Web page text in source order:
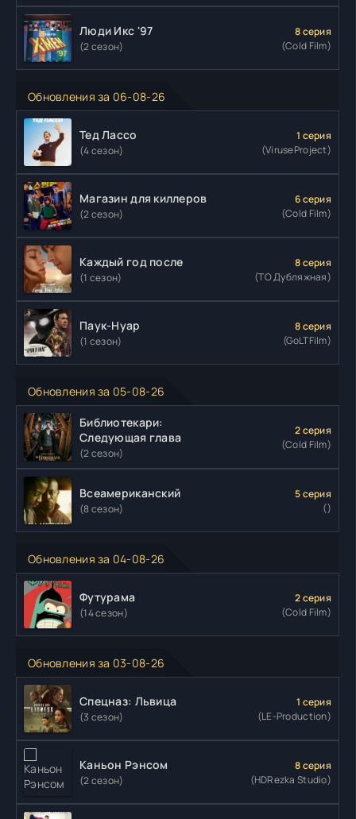
Люди Икс '97
(2 сезон)
8 серия
(Cold Film)
Обновления за 06-08-26
Тед Лассо
(4 сезон)
1 серия
(ViruseProject)
Магазин для киллеров
(2 сезон)
6 серия
(Cold Film)
Каждый год после
(1 сезон)
8 серия
(ТО Дубляжная)
Паук-Нуар
(1 сезон)
8 серия
(GoLTFilm)
Обновления за 05-08-26
Библиотекари:
Следующая глава
(2 сезон)
2 серия
(Cold Film)
Всеамериканский
(8 сезон)
5 серия
()
Обновления за 04-08-26
Футурама
(14 сезон)
2 серия
(Cold Film)
Обновления за 03-08-26
Спецназ: Львица
(3 сезон)
1 серия
(LE-Production)
Каньон Рэнсом
(2 сезон)
8 серия
(HDRezka Studio)